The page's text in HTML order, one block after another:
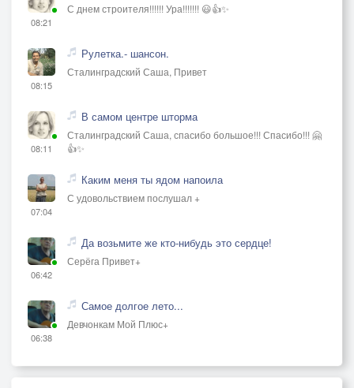
08:21
С днем строителя!!!!!! Ура!!!!!!! 😃👍✨
08:15
Рулетка.- шансон.
Сталинградский Саша, Привет
08:11
В самом центре шторма
Сталинградский Саша, спасибо большое!!! Спасибо!!! 🤗
👍✨
07:04
Каким меня ты ядом напоила
С удовольствием послушал +
06:42
Да возьмите же кто-нибудь это сердце!
Серёга Привет+
06:38
Самое долгое лето...
Девчонкам Мой Плюс+